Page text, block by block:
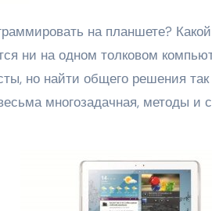
ни на одном толковом
но найти общего решения
многозадачная, методы и